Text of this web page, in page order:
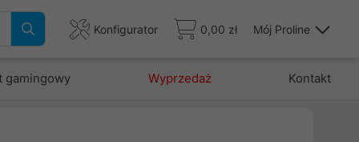
Konfigurator 0,00 zł Mój Proline
gamingowy Wyprzedaż Kontakt